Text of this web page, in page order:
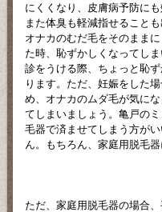
にくくなり、皮膚病予防にも
また体臭も軽減指せることも
オナカのむだ毛をそのまま
た時、恥ずかしくなってし
診をうける際、ちょっと恥
ります。ただ、妊娠をした
め、オナカのムダ毛が気に
てしまいましょう。亀戸の
毛器で済ませてしまう方が
ん。もちろん、家庭用脱毛
ただ、家庭用脱毛器の場合